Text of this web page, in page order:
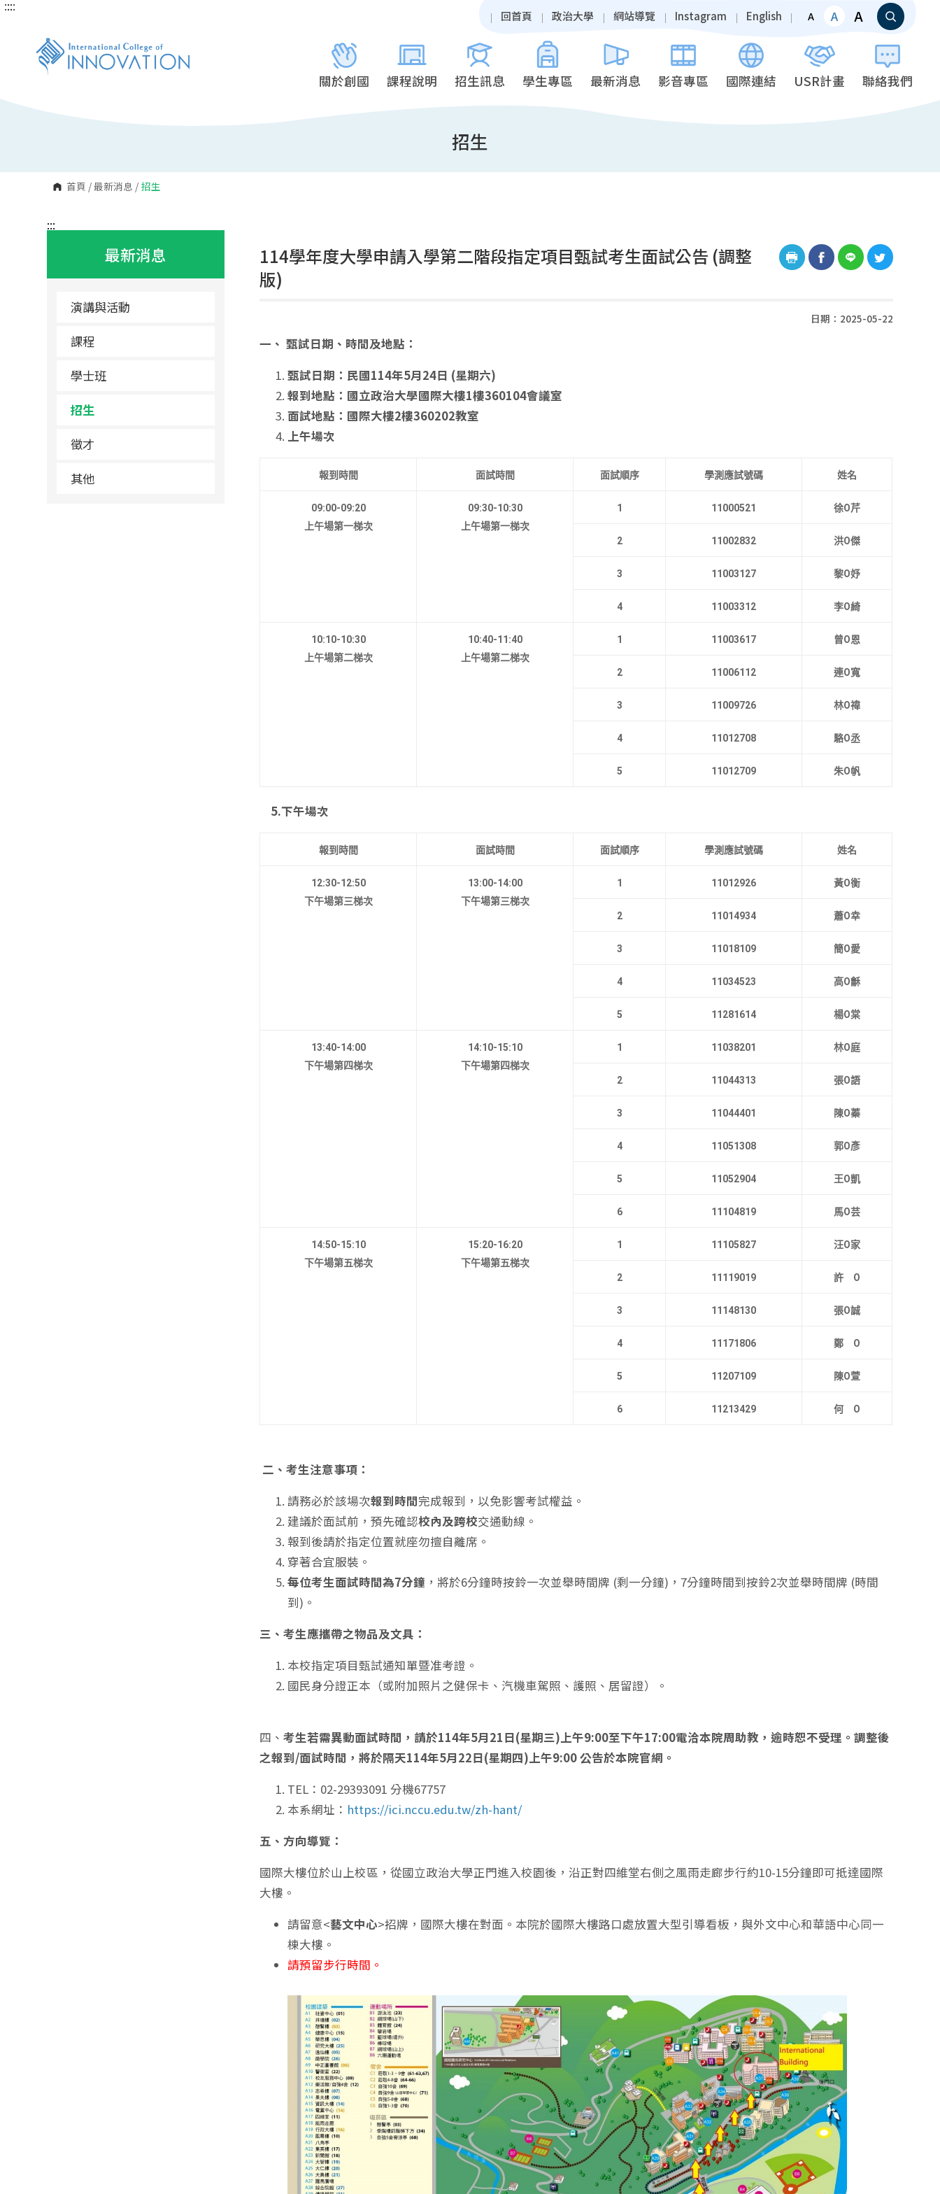
跳
:::
回首頁 政治大學 網站導覽 Instagram English A A A
關於創國 課程說明 招生訊息 學生專區 最新消息 影音專區 國際連結 USR計畫 聯絡我們
招生
首頁 /最新消息 / 招生
:::
最新消息
演講與活動
課程
學士班
招生
徵才
其他
:::
114學年度大學申請入學第二階段指定項目甄試考生面試公告 (調整
版)
日期：2025-05-22
一、 甄試日期、時間及地點：
甄試日期：民國114年5月24日 (星期六)
報到地點：國立政治大學國際大樓1樓360104會議室
面試地點：國際大樓2樓360202教室
上午場次
報到時間 面試時間 面試順序 學測應試號碼 姓名
09:00-09:20
上午場第一梯次
09:30-10:30
上午場第一梯次
1 11000521 徐O芹
2 11002832 洪O傑
3 11003127 黎O妤
4 11003312 李O綺
10:10-10:30
上午場第二梯次
10:40-11:40
上午場第二梯次
1 11003617 曾O恩
2 11006112 連O寬
3 11009726 林O禕
4 11012708 駱O丞
5 11012709 朱O帆
5.下午場次
報到時間 面試時間 面試順序 學測應試號碼 姓名
12:30-12:50
下午場第三梯次
13:00-14:00
下午場第三梯次
1 11012926 黃O衡
2 11014934 蕭O幸
3 11018109 簡O愛
4 11034523 高O龢
5 11281614 楊O棠
13:40-14:00
下午場第四梯次
14:10-15:10
下午場第四梯次
1 11038201 林O庭
2 11044313 張O語
3 11044401 陳O蓁
4 11051308 郭O彥
5 11052904 王O凱
6 11104819 馬O芸
14:50-15:10
下午場第五梯次
15:20-16:20
下午場第五梯次
1 11105827 汪O家
2 11119019 許 O
3 11148130 張O誠
4 11171806 鄭 O
5 11207109 陳O萱
6 11213429 何 O
二、考生注意事項：
請務必於該場次報到時間完成報到，以免影響考試權益。
建議於面試前，預先確認校內及跨校交通動線。
報到後請於指定位置就座勿擅自離席。
穿著合宜服裝。
每位考生面試時間為7分鐘 ，將於6分鐘時按鈴一次並舉時間牌 (剩一分鐘)，7分鐘時間到按鈴2次並舉時間牌 (時間
到)。
三、考生應攜帶之物品及文具：
本校指定項目甄試通知單暨准考證。
國民身分證正本（或附加照片之健保卡、汽機車駕照、護照、居留證）。
四、考生若需異動面試時間，請於114年5月21日(星期三)上午9:00至下午17:00電洽本院周助教，逾時恕不受理。調整後
之報到/面試時間，將於隔天114年5月22日(星期四)上午9:00 公告於本院官網。
TEL：02-29393091 分機67757
本系網址： https://ici.nccu.edu.tw/zh-hant/
五、方向導覽：
國際大樓位於山上校區，從國立政治大學正門進入校園後，沿正對四維堂右側之風雨走廊步行約10-15分鐘即可抵達國際
大樓。
請留意<藝文中心>招牌，國際大樓在對面。本院於國際大樓路口處放置大型引導看板，與外文中心和華語中心同一
棟大樓。
請預留步行時間。